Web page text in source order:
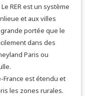
RER est un système
et aux villes
portée que le
dans des
Paris ou
France est étendu et
les zones rurales.